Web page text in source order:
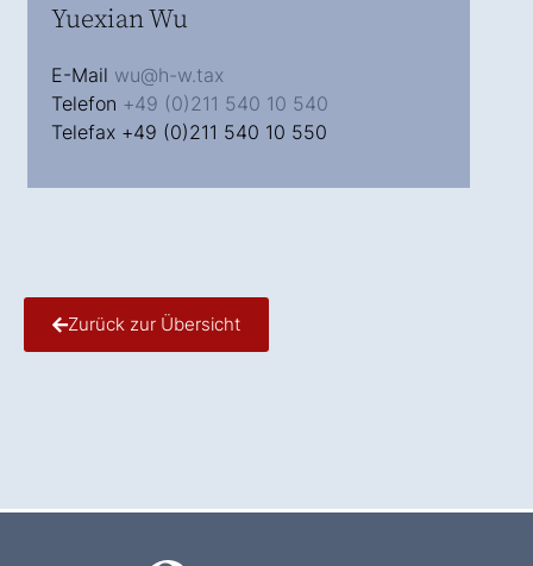
Yuexian Wu
E-Mail wu@h-w.tax
Telefon +49 (0)211 540 10 540
Telefax +49 (0)211 540 10 550
Zurück zur Übersicht